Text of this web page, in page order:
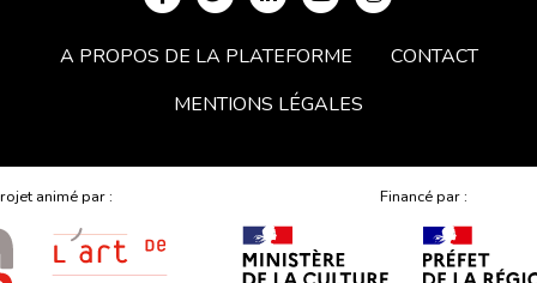
A PROPOS DE LA PLATEFORME
CONTACT
MENTIONS LÉGALES
animé par : Financé par :